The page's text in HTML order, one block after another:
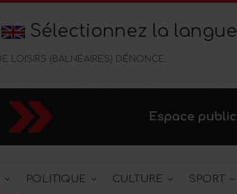
Sélectionnez la langue
POLITIQUE CULTURE SPORT